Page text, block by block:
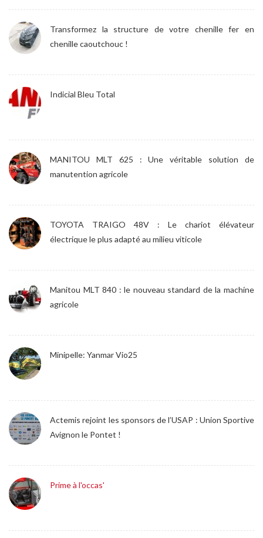
Transformez la structure de votre chenille fer en
chenille caoutchouc !
Indicial Bleu Total
MANITOU MLT 625 : Une véritable solution de
manutention agricole
TOYOTA TRAIGO 48V : Le chariot élévateur
électrique le plus adapté au milieu viticole
Manitou MLT 840 : le nouveau standard de la machine
agricole
Minipelle: Yanmar Vio25
Actemis rejoint les sponsors de l’USAP : Union Sportive
Avignon le Pontet !
Prime à l'occas'